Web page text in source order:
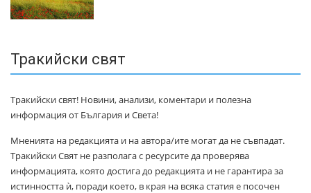
Тракийски свят
Тракийски свят! Новини, анализи, коментари и полезна
информация от България и Света!
Мненията на редакцията и на автора/ите могат да не съвпадат.
Тракийски Свят не разполага с ресурсите да проверява
информацията, която достига до редакцията и не гарантира за
истинността ѝ, поради което, в края на всяка статия е посочен